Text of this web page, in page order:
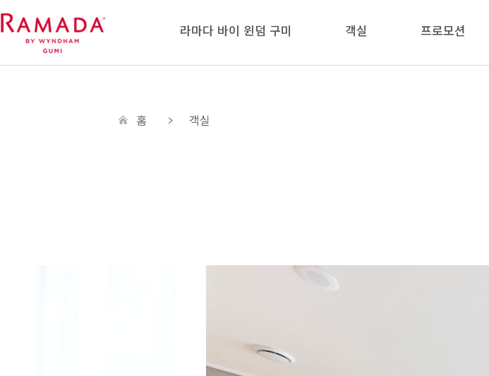
라마다 바이 윈덤 구미 객실 프로모션
홈 객실